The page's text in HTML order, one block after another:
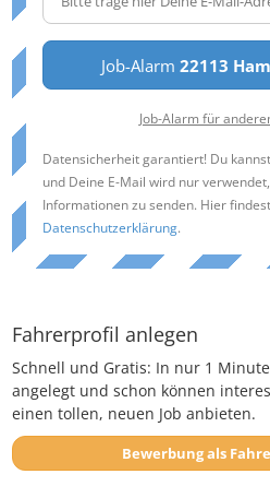
Job-Alarm 22113
Job-Alarm für
Datensicherheit garantiert! Du
und Deine E-Mail wird nur
Informationen zu senden. Hier
Datenschutzerklärung.
Fahrerprofil anlegen
Schnell und Gratis: In nur 1
angelegt und schon können
einen tollen, neuen Job anbieten.